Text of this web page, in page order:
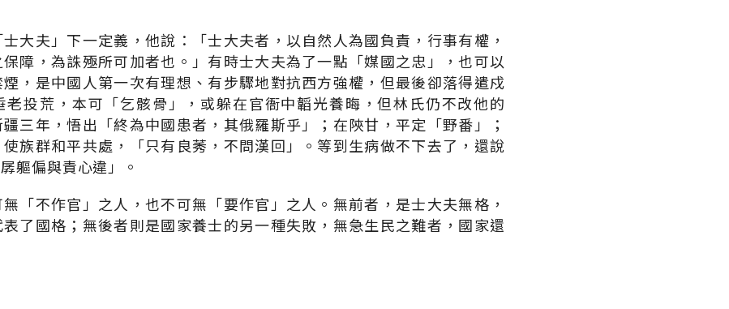
大夫」下一定義，他說：「士大夫者，以自然人為國負責，行事有權，
障，為誅殛所可加者也。」有時士大夫為了一點「媒國之忠」，也可以
，是中國人第一次有理想、有步驟地對抗西方強權，但最後卻落得遣戍
老投荒，本可「乞骸骨」，或躲在官衙中韜光養晦，但林氏仍不改他的
疆三年，悟出「終為中國患者，其俄羅斯乎」；在陝甘，平定「野番」；
族群和平共處，「只有良莠，不問漢回」。等到生病做不下去了，還說
軀偏與責心違」。
「不作官」之人，也不可無「要作官」之人。無前者，是士大夫無格，
了國格；無後者則是國家養士的另一種失敗，無急生民之難者，國家還